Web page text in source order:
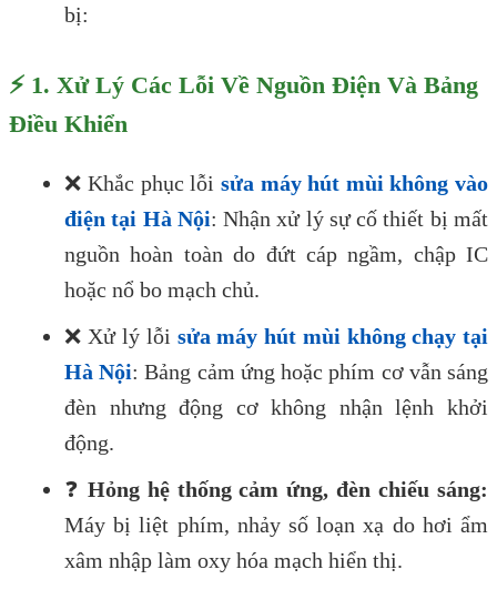
bị:
⚡ 1. Xử Lý Các Lỗi Về Nguồn Điện Và Bảng
Điều Khiển
❌ Khắc phục lỗi sửa máy hút mùi không vào
điện tại Hà Nội: Nhận xử lý sự cố thiết bị mất
nguồn hoàn toàn do đứt cáp ngầm, chập IC
hoặc nổ bo mạch chủ.
❌ Xử lý lỗi sửa máy hút mùi không chạy tại
Hà Nội: Bảng cảm ứng hoặc phím cơ vẫn sáng
đèn nhưng động cơ không nhận lệnh khởi
động.
❓ Hỏng hệ thống cảm ứng, đèn chiếu sáng:
Máy bị liệt phím, nhảy số loạn xạ do hơi ẩm
xâm nhập làm oxy hóa mạch hiển thị.